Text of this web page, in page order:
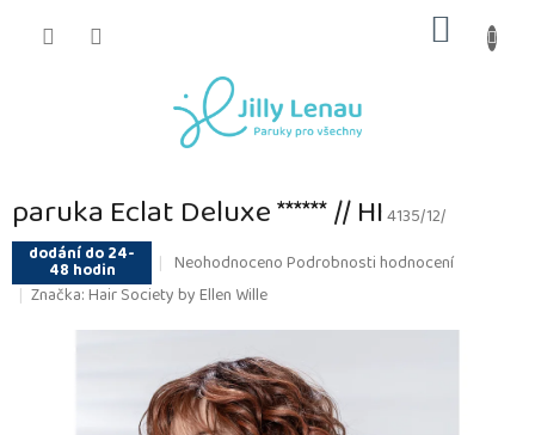
KOŠÍK
paruka Eclat Deluxe ****** // HI4135/12/
dodání do 24-
48 hodin
Průměrné
hodnocení
produktu
je
z
5
hvězdiček.
NeohodnocenoPodrobnosti hodnocení
Značka:Hair Society by Ellen Wille